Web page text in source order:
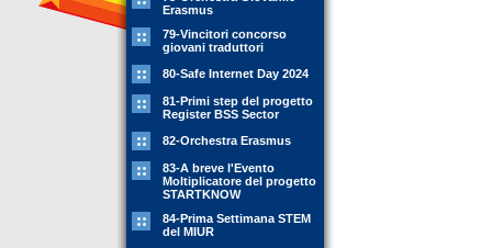
Erasmus
79-Vincitori concorso
giovani traduttori
80-Safe Internet Day 2024
81-Primi step del progetto
Register BSS Sector
82-Orchestra Erasmus
83-A breve l'Evento
Moltiplicatore del progetto
STARTKNOW
84-Prima Settimana STEM
del MIUR